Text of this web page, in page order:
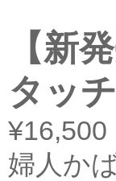
【新
タッ
¥16,500
婦人か